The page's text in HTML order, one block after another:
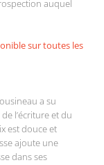
auquel
sur toutes les
a su
l’écriture et du
est douce et
ajoute une
dans ses